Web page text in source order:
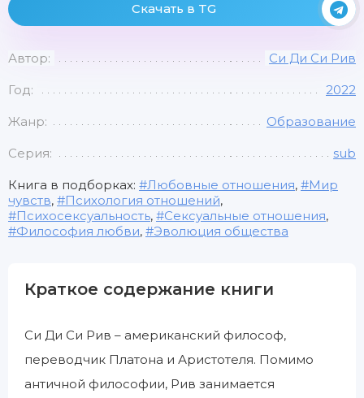
Скачать в TG
Автор: Си Ди Си Рив
Год: 2022
Жанр: Образование
Серия: sub
Книга в подборках: Любовные отношения,
Мир
чувств, Психология отношений,
Психосексуальность, Сексуальные отношения,
Философия любви, Эволюция общества
Краткое содержание книги
Си Ди Си Рив – американский философ,
переводчик Платона и Аристотеля. Помимо
античной философии, Рив занимается